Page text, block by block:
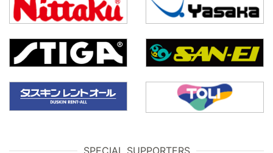
SPECIAL SUPPORTERS